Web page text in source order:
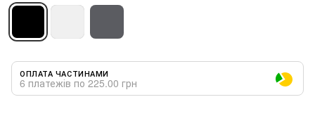
ОПЛАТА ЧАСТИНАМИ
6 платежів по 225.00 грн